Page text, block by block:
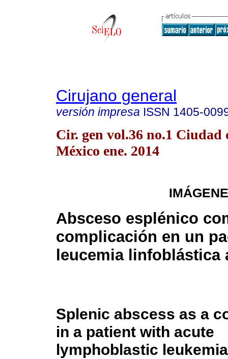
Cirujano general
versión impresa ISSN 1405-
Cir. gen vol.36 no.1 Ciudad
México ene. 2014
Absceso esplénico
complicación en un
leucemia linfoblástica
Splenic abscess as a
in a patient with acute
lymphoblastic leukemia